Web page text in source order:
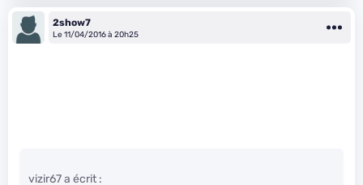
2show7
Le 11/04/2016 à 20h25
vizir67 a écrit :